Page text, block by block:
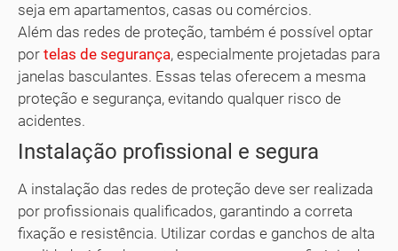
seja em apartamentos, casas ou comércios.
Além das redes de proteção, também é possível optar
por telas de segurança, especialmente projetadas para
janelas basculantes. Essas telas oferecem a mesma
proteção e segurança, evitando qualquer risco de
acidentes.
Instalação profissional e segura
A instalação das redes de proteção deve ser realizada
por profissionais qualificados, garantindo a correta
fixação e resistência. Utilizar cordas e ganchos de alta